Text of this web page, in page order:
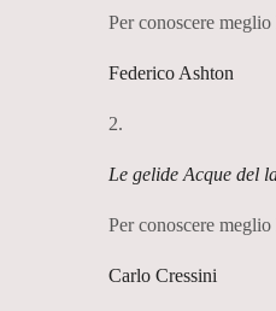
Per conoscere
Federico Ashton
2.
Le gelide Acque del
Per conoscere
Carlo Cressini